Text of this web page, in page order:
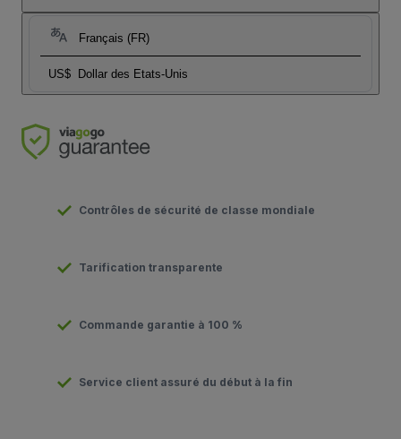
Français (FR)
US$ Dollar des Etats-Unis
Contrôles de sécurité de classe mondiale
Tarification transparente
Commande garantie à 100 %
Service client assuré du début à la fin